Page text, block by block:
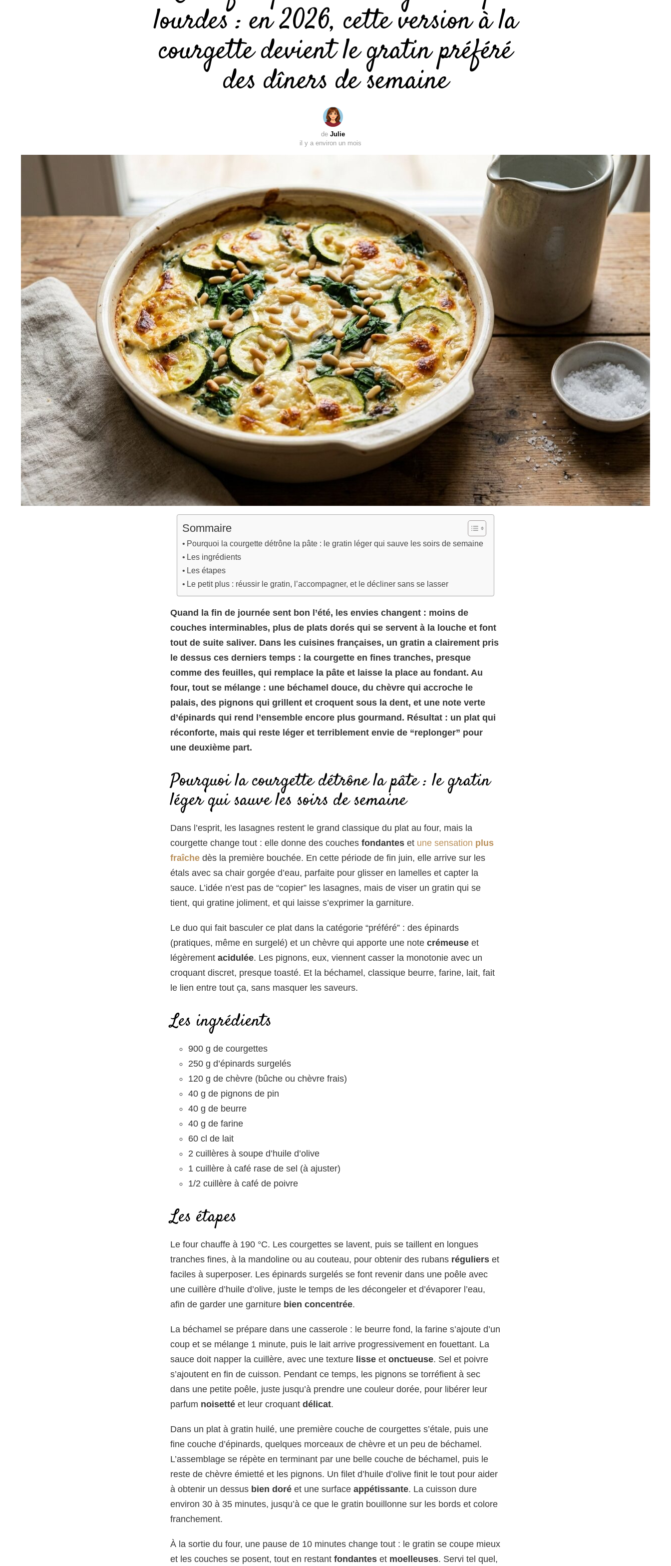
lourdes : en 2026, cette version à la
courgette devient le gratin préféré
des dîners de semaine
de Julie
il y a environ un mois
Sommaire
Pourquoi la courgette détrône la pâte : le gratin léger qui sauve les soirs de semaine
Les ingrédients
Les étapes
Le petit plus : réussir le gratin, l’accompagner, et le décliner sans se lasser
Quand la fin de journée sent bon l’été, les envies changent : moins de
couches interminables, plus de plats dorés qui se servent à la louche et font
tout de suite saliver. Dans les cuisines françaises, un gratin a clairement pris
le dessus ces derniers temps : la courgette en fines tranches, presque
comme des feuilles, qui remplace la pâte et laisse la place au fondant. Au
four, tout se mélange : une béchamel douce, du chèvre qui accroche le
palais, des pignons qui grillent et croquent sous la dent, et une note verte
d’épinards qui rend l’ensemble encore plus gourmand. Résultat : un plat qui
réconforte, mais qui reste léger et terriblement envie de “replonger” pour
une deuxième part.
Pourquoi la courgette détrône la pâte : le gratin
léger qui sauve les soirs de semaine
Dans l’esprit, les lasagnes restent le grand classique du plat au four, mais la
courgette change tout : elle donne des couches fondantes et une sensation plus
fraîche dès la première bouchée. En cette période de fin juin, elle arrive sur les
étals avec sa chair gorgée d’eau, parfaite pour glisser en lamelles et capter la
sauce. L’idée n’est pas de “copier” les lasagnes, mais de viser un gratin qui se
tient, qui gratine joliment, et qui laisse s’exprimer la garniture.
Le duo qui fait basculer ce plat dans la catégorie “préféré” : des épinards
(pratiques, même en surgelé) et un chèvre qui apporte une note crémeuse et
légèrement acidulée. Les pignons, eux, viennent casser la monotonie avec un
croquant discret, presque toasté. Et la béchamel, classique beurre, farine, lait, fait
le lien entre tout ça, sans masquer les saveurs.
Les ingrédients
900 g de courgettes
250 g d’épinards surgelés
120 g de chèvre (bûche ou chèvre frais)
40 g de pignons de pin
40 g de beurre
40 g de farine
60 cl de lait
2 cuillères à soupe d’huile d’olive
1 cuillère à café rase de sel (à ajuster)
1/2 cuillère à café de poivre
Les étapes
Le four chauffe à 190 °C. Les courgettes se lavent, puis se taillent en longues
tranches fines, à la mandoline ou au couteau, pour obtenir des rubans réguliers et
faciles à superposer. Les épinards surgelés se font revenir dans une poêle avec
une cuillère d’huile d’olive, juste le temps de les décongeler et d’évaporer l’eau,
afin de garder une garniture bien concentrée.
La béchamel se prépare dans une casserole : le beurre fond, la farine s’ajoute d’un
coup et se mélange 1 minute, puis le lait arrive progressivement en fouettant. La
sauce doit napper la cuillère, avec une texture lisse et onctueuse. Sel et poivre
s’ajoutent en fin de cuisson. Pendant ce temps, les pignons se torréfient à sec
dans une petite poêle, juste jusqu’à prendre une couleur dorée, pour libérer leur
parfum noisetté et leur croquant délicat.
Dans un plat à gratin huilé, une première couche de courgettes s’étale, puis une
fine couche d’épinards, quelques morceaux de chèvre et un peu de béchamel.
L’assemblage se répète en terminant par une belle couche de béchamel, puis le
reste de chèvre émietté et les pignons. Un filet d’huile d’olive finit le tout pour aider
à obtenir un dessus bien doré et une surface appétissante. La cuisson dure
environ 30 à 35 minutes, jusqu’à ce que le gratin bouillonne sur les bords et colore
franchement.
À la sortie du four, une pause de 10 minutes change tout : le gratin se coupe mieux
et les couches se posent, tout en restant fondantes et moelleuses. Servi tel quel,